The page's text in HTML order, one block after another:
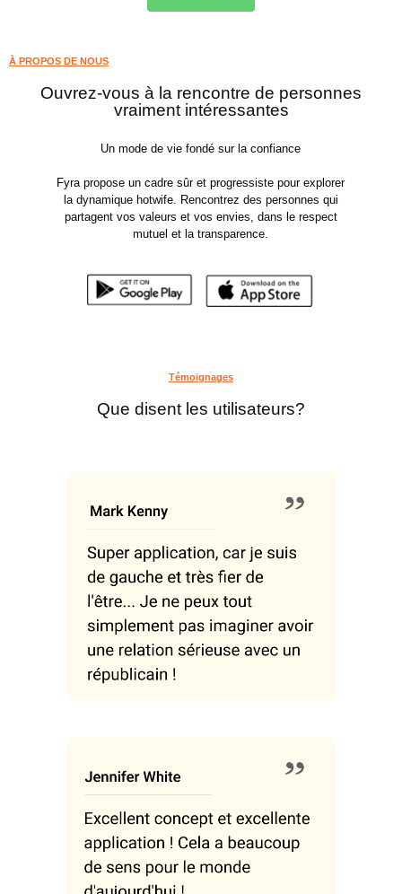
À PROPOS DE NOUS
Ouvrez-vous à la rencontre de personnes
vraiment intéressantes
Un mode de vie fondé sur la confiance
Fyra propose un cadre sûr et progressiste pour explorer
la dynamique hotwife. Rencontrez des personnes qui
partagent vos valeurs et vos envies, dans le respect
mutuel et la transparence.
Témoignages
Que disent les utilisateurs?